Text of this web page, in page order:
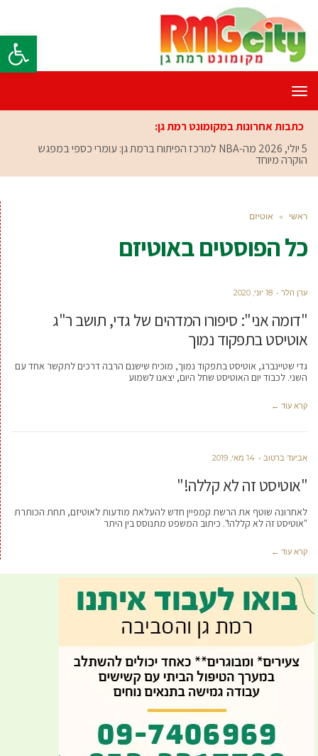
פתח
תפריט
כתבות אחרונות במקומונט רמת גן:
5 יולי, 2026
מה-NBA למרכז הפיתוח ברמת גן: עומרי כספי במפגש
הוקרה מיוחד
ראשי » אוטיזם
כל הפוסטים באוטיזם
ערן הלר 18 יוני, 2020
"דומה אני": סיפורו המדהים של גדי, תושב ר"ג
אוטיסט בתפקוד נמוך
גדי שטיינברג, אוטיסט בתפקוד נמוך, מוכיח שישנם הרבה דרכים לתקשר אחד עם
השני. לכבוד יום האוטיסט שחל היום, יצאנו לשמוע
קרא עוד ←
אביעד ברטוב 14 מאי, 2019
"אוטיסט זה לא קללה!"
לאחרונה שוטף את הרשת קמפיין חדש להעלאת מודעות לאוטיזם, תחת הכותרת
"אוטיסט זה לא קללה!". כיתוב המשפט מתנוסס בין היתר
קרא עוד ←